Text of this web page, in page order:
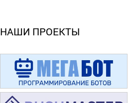
НАШИ ПРОЕКТЫ